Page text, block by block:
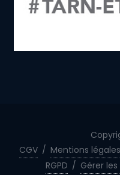
CGV / Mentions légales
RGPD / Gérer